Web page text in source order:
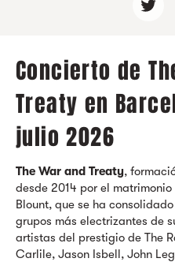
Concierto de
Treaty en
julio 2026
The War and Treaty,
desde 2014 por el
Blount, que se ha
grupos más electrizantes de
artistas del prestigio de The
Carlile, Jason Isbell, John